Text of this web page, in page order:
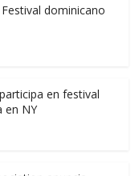
dominicano
en festival
en NY